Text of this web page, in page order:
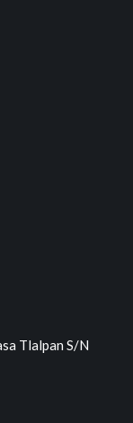
Tlalpan S/N